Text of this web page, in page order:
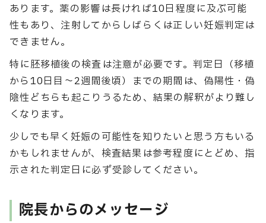
あります。薬の影響は長ければ10日程度に及ぶ可能
性もあり、注射してからしばらくは正しい妊娠判定は
できません。
特に胚移植後の検査は注意が必要です。判定日（移植
から10日目〜2週間後頃）までの期間は、偽陽性・偽
陰性どちらも起こりうるため、結果の解釈がより難し
くなります。
少しでも早く妊娠の可能性を知りたいと思う方もいる
かもしれませんが、検査結果は参考程度にとどめ、指
示された判定日に必ず受診してください。
院長からのメッセージ